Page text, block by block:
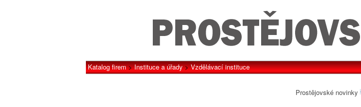
Prostějovské novinky
Katalog firem>Instituce a úřady>Vzdělávací instituce